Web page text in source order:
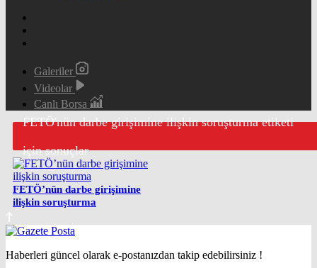
Galeriler
Videolar
Canlı Borsa
FETÖ'nün darbe girişimine ilişkin soruşturma etiketi
için sonuçlar
FETÖ’nün darbe girişimine
ilişkin soruşturma
Haberleri güncel olarak e-postanızdan takip edebilirsiniz !